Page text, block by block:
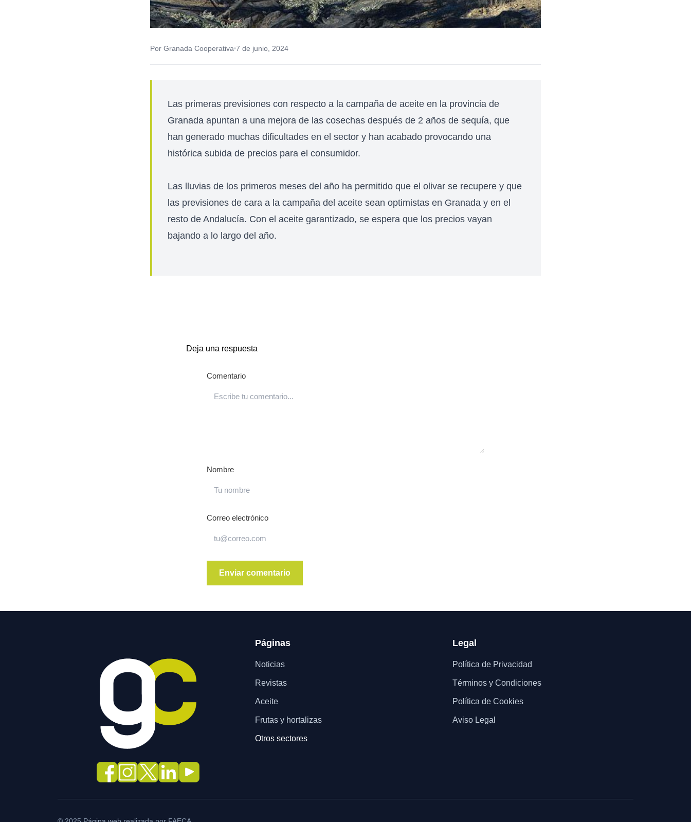
Por Granada Cooperativa 7 de junio, 2024
Las primeras previsiones con respecto a la campaña de aceite en la provincia de
Granada apuntan a una mejora de las cosechas después de 2 años de sequía, que
han generado muchas dificultades en el sector y han acabado provocando una
histórica subida de precios para el consumidor.
Las lluvias de los primeros meses del año ha permitido que el olivar se recupere y que
las previsiones de cara a la campaña del aceite sean optimistas en Granada y en el
resto de Andalucía. Con el aceite garantizado, se espera que los precios vayan
bajando a lo largo del año.
Deja una respuesta
Comentario
Nombre
Correo electrónico
Páginas
Noticias
Revistas
Aceite
Frutas y hortalizas
Otros sectores
Legal
Política de Privacidad
Términos y Condiciones
Política de Cookies
Aviso Legal